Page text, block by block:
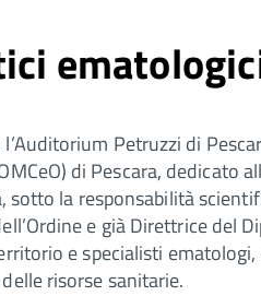
Petruzzi di
di Pescara, dedicato
sotto la responsabilità
e già Direttrice del
e specialisti
risorse sanitarie.